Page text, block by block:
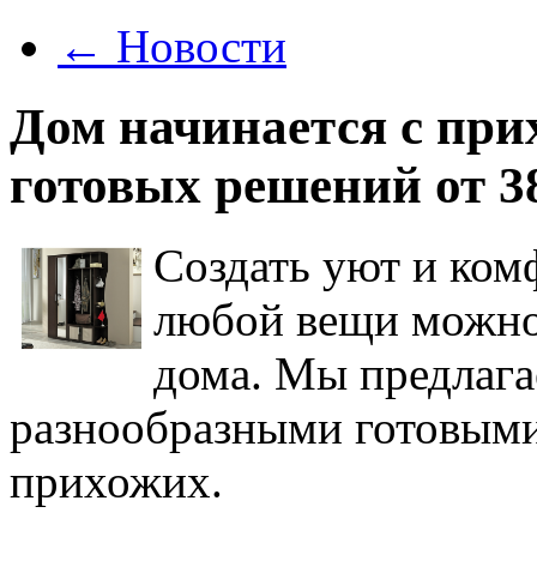
← Новости
Дом начинается с
готовых решений от
Создать уют и
любой вещи
дома. Мы
разнообразными
прихожих.